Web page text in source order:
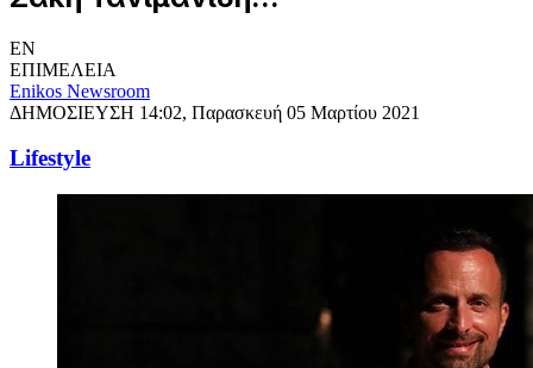
EN
ΕΠΙΜΕΛΕΙΑ
Enikos Newsroom
ΔΗΜΟΣΙΕΥΣΗ 14:02, Παρασκευή 05 Μαρτίου 2021
Lifestyle